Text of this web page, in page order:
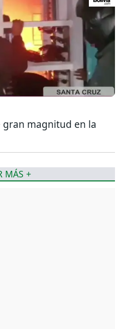
magnitud en la
MÁS +